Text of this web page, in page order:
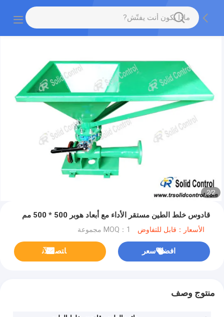
2
/
2
قادوس خلط الطين مستقر الأداء مع أبعاد هوبر 500 * 500 مم
الأسعار：قابل للتفاوض MOQ：1 مجموعة
افضل سعر ﺎﺘﺼﻟ ﺍﻶﻧ
منتوج وصف